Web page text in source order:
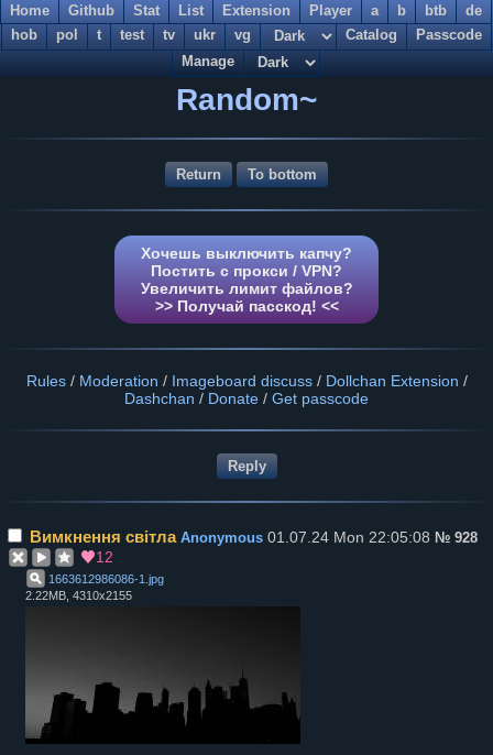
Home Github Stat List Extension Player a b btb
de
hob
pol t test tv ukr vg Catalog
Passcode
Manage
Random~
Return To bottom
Хочешь выключить капчу?
Постить с прокси / VPN?
Увеличить лимит файлов?
>> Получай пасскод! <<
Rules/ Moderation / Imageboard discuss/ Dollchan Extension /
Dashchan / Donate / Get passcode
Вимкнення світла Anonymous 01.07.24 Mon 22:05:08 № 928
12
1663612986086-1 jpg
2.22MB, 4310x2155